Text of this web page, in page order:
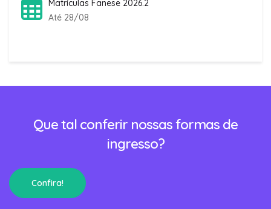
Matrículas Fanese 2026.2
Até 28/08
Que tal conferir nossas formas de
ingresso?
Confira!